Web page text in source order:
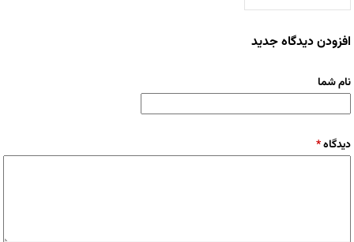
افزودن دیدگاه جدید
نام شما
دیدگاه*